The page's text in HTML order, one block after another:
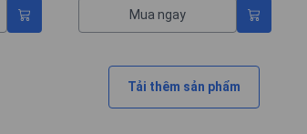
Mua ngay
Tải thêm sản phẩm